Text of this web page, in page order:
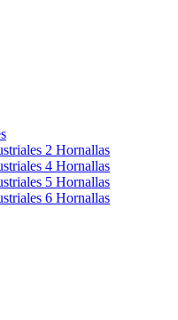
2 Hornallas
4 Hornallas
5 Hornallas
6 Hornallas